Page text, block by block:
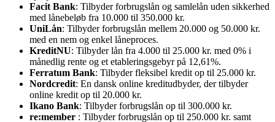
Facit Bank: Tilbyder forbrugslån og samlelån uden sikkerhed
med lånebeløb fra 10.000 til 350.000 kr.
UniLån: Tilbyder forbrugslån mellem 20.000 og 50.000 kr.
med en nem og enkel låneproces.
KreditNU: Tilbyder lån fra 4.000 til 25.000 kr. med 0% i
månedlig rente og et etableringsgebyr på 12,61%.
Ferratum Bank: Tilbyder fleksibel kredit op til 25.000 kr.
Nordcredit: En dansk online kreditudbyder, der tilbyder
online kredit op til 20.000 kr.
Ikano Bank: Tilbyder forbrugslån op til 300.000 kr.
re:member : Tilbyder forbrugslån op til 250.000 kr. samt